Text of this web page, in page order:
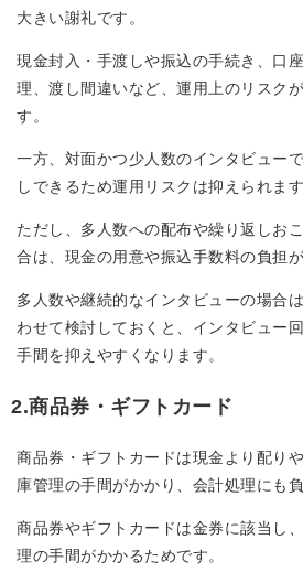
大きい謝礼です。
現金封入・手渡しや振込の手続き、口
理、渡し間違いなど、運用上のリスク
す。
一方、対面かつ少人数のインタビュー
しできるため運用リスクは抑えられます
ただし、多人数への配布や繰り返しお
合は、現金の用意や振込手数料の負担
多人数や継続的なインタビューの場合
わせて検討しておくと、インタビュー
手間を抑えやすくなります。
2.商品券・ギフトカード
商品券・ギフトカードは現金より配り
庫管理の手間がかかり、会計処理にも
商品券やギフトカードは金券に該当し
理の手間がかかるためです。